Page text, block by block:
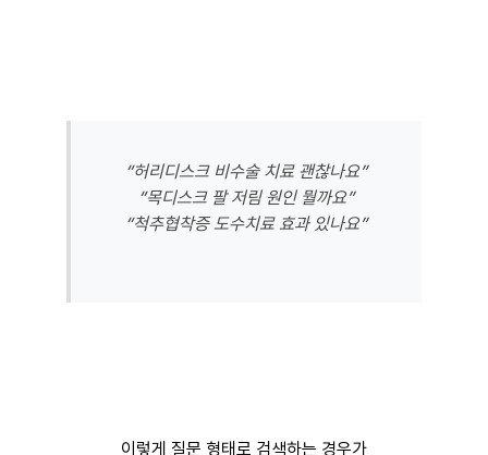
“허리디스크 비수술 치료 괜찮나요”
“목디스크 팔 저림 원인 뭘까요”
“척추협착증 도수치료 효과 있나요”
이렇게 질문 형태로 검색하는 경우가